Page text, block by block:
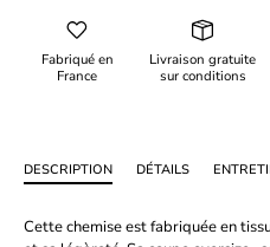
Fabriqué en
France
Livraison gratuite
sur conditions
DESCRIPTION DÉTAILS
Cette chemise est fabriquée en